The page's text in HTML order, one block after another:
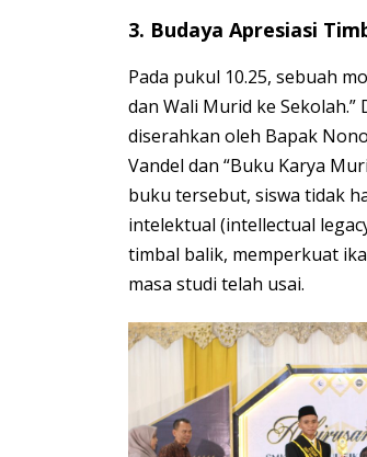
3. Budaya Apresiasi
Pada pukul 10.25, sebuah
dan Wali Murid ke
diserahkan oleh Bapak
Vandel dan “Buku Karya
buku tersebut, siswa tidak
intelektual (intellectual
timbal balik, memperkuat
masa studi telah usai.